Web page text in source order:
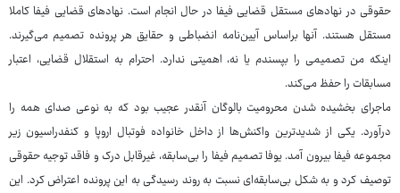
حقوقی در نهادهای مستقل قضایی فیفا در حال انجام است. نهادهای قضایی فیفا کاملا
مستقل هستند. آنها براساس آیین‌نامه انضباطی و حقایق هر پرونده تصمیم می‌گیرند.
اینکه من تصمیمی را بپسندم یا نه، اهمیتی ندارد. احترام به استقلال قضایی، اعتبار
مسابقات را حفظ می‌کند.
ماجرای بخشیده شدن محرومیت بالوگان آنقدر عجیب بود که به نوعی صدای همه را
درآورد. یکی از شدیدترین واکنش‌ها از داخل خانواده فوتبال اروپا و کنفدراسیون زیر
مجموعه فیفا بیرون آمد. یوفا تصمیم فیفا را بی‌سابقه، غیرقابل درک و فاقد توجیه حقوقی
توصیف کرد و به شکل بی‌سابقه‌ای نسبت به روند رسیدگی به این پرونده اعتراض کرد. این